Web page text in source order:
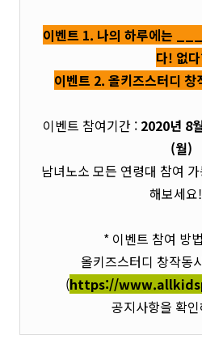
이벤트 1. 나의 하루에는
다! 없
이벤트 2. 올키즈스터디 창
이벤트 참여기간 : 2020년 8
(월)
남녀노소 모든 연령대 참여
해보세
* 이벤트 참여 방
올키즈스터디 창작동
(https://
공지사항을 확